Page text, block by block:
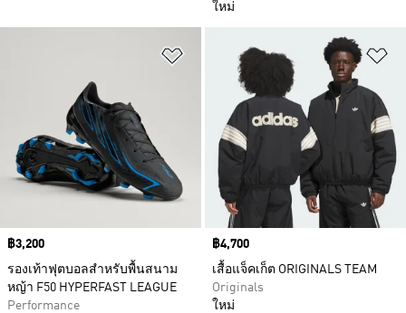
ใหม่
เพิ่มไปยังรายการสินค้าโปรด
Price
฿3,200
รองเท้าฟุตบอลสำหรับพื้นสนาม
หญ้า F50 HYPERFAST LEAGUE
Performance
Price
฿4,700
เสื้อแจ็คเก็ต ORIGINALS TEAM
Originals
ใหม่